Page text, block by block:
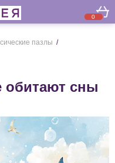
0
пазлы /
обитают сны